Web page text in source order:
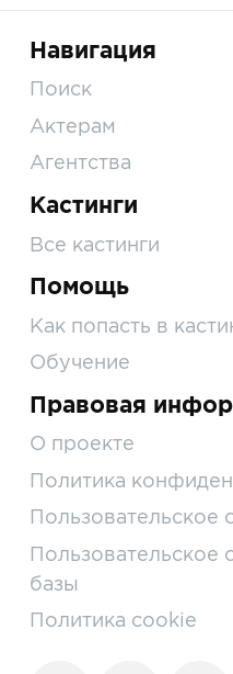
Навигация
Поиск
Актерам
Агентства
Кастинги
Все кастинги
Помощь
Как попасть в
Обучение
Правовая
О проекте
Политика
Пользовательское
Пользовательское
базы
Политика cookie